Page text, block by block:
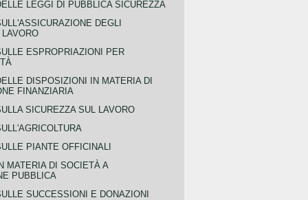
LEGGI DI PUBBLICA SICUREZZA
DEGLI
ESPROPRIAZIONI PER
DISPOSIZIONI IN MATERIA DI
FINANZIARIA
SICUREZZA SUL LAVORO
PIANTE OFFICINALI
MATERIA DI SOCIETÀ A
PUBBLICA
SUCCESSIONI E DONAZIONI